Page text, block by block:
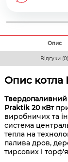
Опис
Відгуки (0)
Опис котла
Твердопаливний
Praktik 20 кВт
виробничих та
система
тепла на
палива дров,
тирсових і